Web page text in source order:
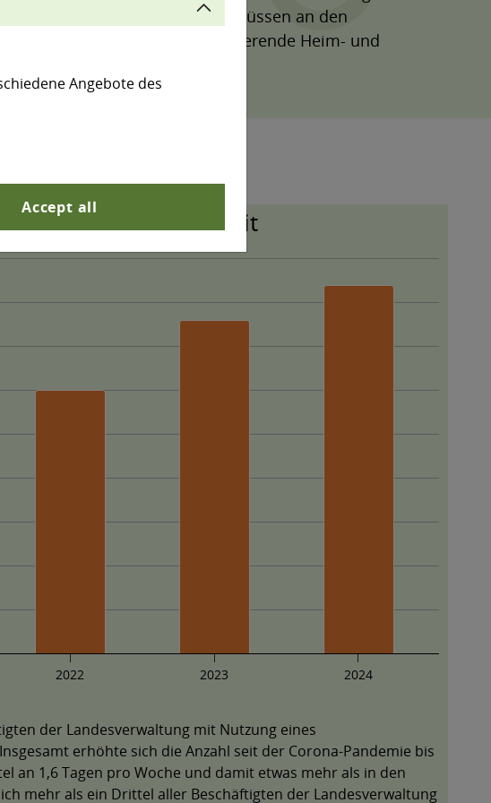
für die Büroarbeitsplätze müssen an den
sowohl reine als auch alternierende Heim- und
Angebote des
Accept all